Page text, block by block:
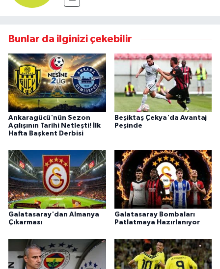
Bunlar da ilginizi çekebilir
Ankaragücü'nün Sezon
Açılışının Tarihi Netleşti! İlk
Hafta Başkent Derbisi
Beşiktaş Çekya'da Avantaj
Peşinde
Galatasaray'dan Almanya
Çıkarması
Galatasaray Bombaları
Patlatmaya Hazırlanıyor